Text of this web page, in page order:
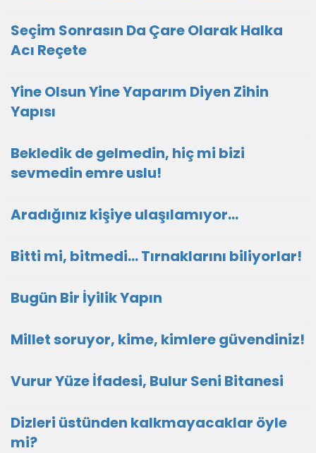
Seçim Sonrasın Da Çare Olarak Halka
Acı Reçete
Yine Olsun Yine Yaparım Diyen Zihin
Yapısı
Bekledik de gelmedin, hiç mi bizi
sevmedin emre uslu!
Aradığınız kişiye ulaşılamıyor...
Bitti mi, bitmedi... Tırnaklarını biliyorlar!
Bugün Bir İyilik Yapın
Millet soruyor, kime, kimlere güvendiniz!
Vurur Yüze İfadesi, Bulur Seni Bitanesi
Dizleri üstünden kalkmayacaklar öyle
mi?